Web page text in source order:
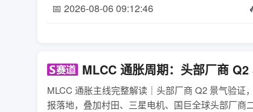
📅 2026-08-06 09:12:46
MLCC 通胀周期：头部厂商 Q2
MLCC 通胀主线完整解读｜头部厂商 Q2 景气验证
报落地，叠加村田、三星电机、国巨全球头部厂商